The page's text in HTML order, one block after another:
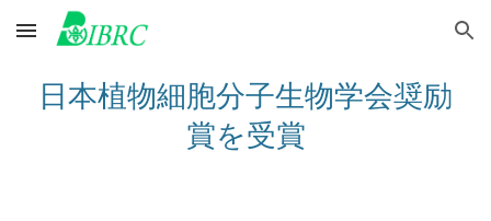
Skip to main content Skip to navigation
日本植物細胞分子生物学会奨励
賞を受賞